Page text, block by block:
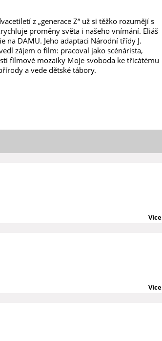
z „generace Z“ už si těžko rozumějí s
proměny světa i našeho vnímání. Eliáš
na DAMU. Jeho adaptaci Národní třídy J.
zájem o film: pracoval jako scénárista,
filmové mozaiky Moje svoboda ke třicátému
a vede dětské tábory.
Více
Více